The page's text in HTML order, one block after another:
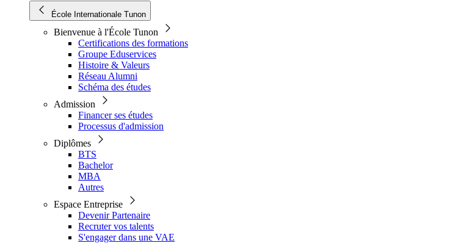
École Internationale Tunon
Bienvenue à l'École Tunon
Certifications des formations
Groupe Eduservices
Histoire & Valeurs
Réseau Alumni
Schéma des études
Admission
Financer ses études
Processus d'admission
Diplômes
BTS
Bachelor
MBA
Autres
Espace Entreprise
Devenir Partenaire
Recruter vos talents
S'engager dans une VAE